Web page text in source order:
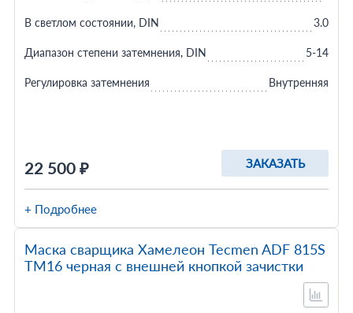
22 500 ₽ ЗАКАЗАТЬ
В светлом состоянии, DIN 3.0
Диапазон степени затемнения, DIN 5-14
Регулировка затемнения Внутренняя
+ Подробнее
Маска сварщика Хамелеон Tecmen ADF 815S
TM16 черная с внешней кнопкой зачистки